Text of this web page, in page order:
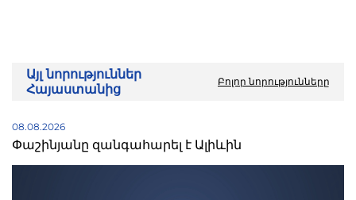
Այլ նորություններ
Հայաստանից
Բոլոր նորությունները
08.08.2026
Փաշինյանը զանգահարել է Ալիևին